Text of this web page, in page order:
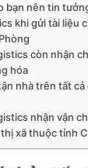
bạn nên tin
khi gửi tài liệu
còn nhận
hóa
nhà trên tất
nhận vận
xã thuộc tỉnh